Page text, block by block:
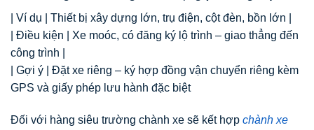
| Ví dụ | Thiết bị xây dựng lớn, trụ điện, cột đèn, bồn lớn |
| Điều kiện | Xe moóc, có đăng ký lộ trình – giao thẳng đến
công trình |
| Gợi ý | Đặt xe riêng – ký hợp đồng vận chuyển riêng kèm
GPS và giấy phép lưu hành đặc biệt
Đối với hàng siêu trường chành xe sẽ kết hợp chành xe